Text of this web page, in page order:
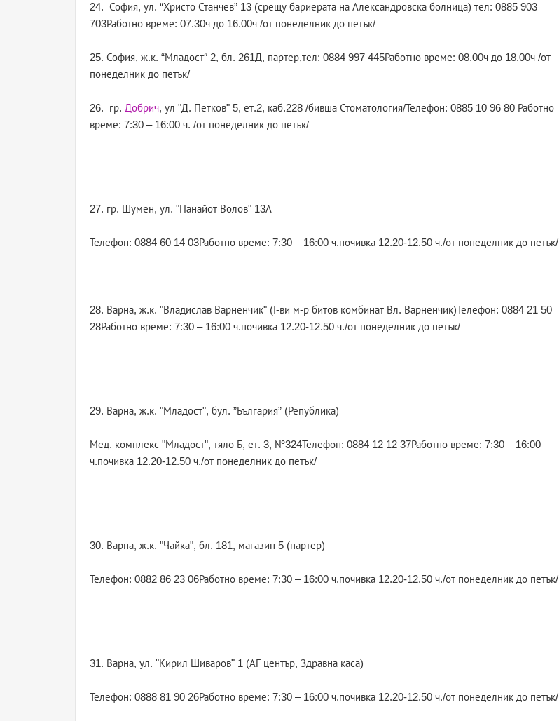
24. София, ул. “Христо Станчев” 13 (срещу бариерата на Александровска болница) тел: 0885 903
703Работно време: 07.30ч до 16.00ч /от понеделник до петък/
25. София, ж.к. “Младост″ 2, бл. 261Д, партер,тел: 0884 997 445Работно време: 08.00ч до 18.00ч /от
понеделник до петък/
26. гр. Добрич, ул "Д. Петков" 5, ет.2, каб.228 /бивша Стоматология/Телефон: 0885 10 96 80 Работно
време: 7:30 – 16:00 ч. /от понеделник до петък/
27. гр. Шумен, ул. "Панайот Волов" 13А
Телефон: 0884 60 14 03Работно време: 7:30 – 16:00 ч.почивка 12.20-12.50 ч./от понеделник до петък/
28. Варна, ж.к. "Владислав Варненчик" (I-ви м-р битов комбинат Вл. Варненчик)Телефон: 0884 21 50
28Работно време: 7:30 – 16:00 ч.почивка 12.20-12.50 ч./от понеделник до петък/
29. Варна, ж.к. "Младост", бул. ”България” (Република)
Мед. комплекс "Младост", тяло Б, ет. 3, №324Телефон: 0884 12 12 37Работно време: 7:30 – 16:00
ч.почивка 12.20-12.50 ч./от понеделник до петък/
30. Варна, ж.к. "Чайка", бл. 181, магазин 5 (партер)
Телефон: 0882 86 23 06Работно време: 7:30 – 16:00 ч.почивка 12.20-12.50 ч./от понеделник до петък/
31. Варна, ул. "Кирил Шиваров" 1 (АГ център, Здравна каса)
Телефон: 0888 81 90 26Работно време: 7:30 – 16:00 ч.почивка 12.20-12.50 ч./от понеделник до петък/